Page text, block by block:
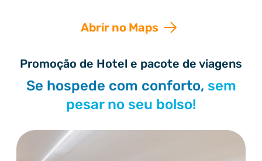
Abrir no Maps
Promoção de Hotel e pacote de viagens
Se hospede com conforto, sem
pesar no seu bolso!